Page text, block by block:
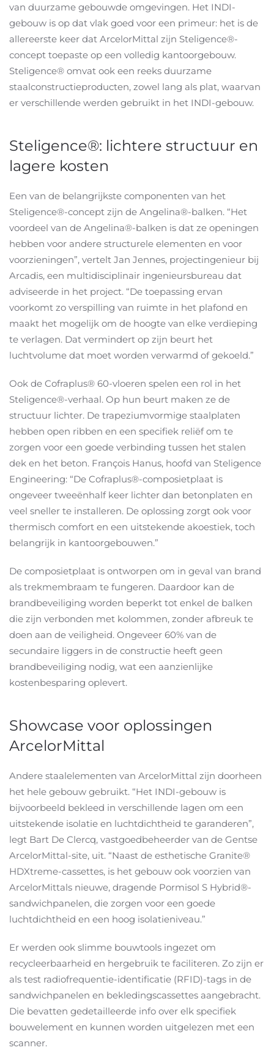
van duurzame gebouwde omgevingen. Het INDI-
gebouw is op dat vlak goed voor een primeur: het is de
allereerste keer dat ArcelorMittal zijn Steligence®-
concept toepaste op een volledig kantoorgebouw.
Steligence® omvat ook een reeks duurzame
staalconstructieproducten, zowel lang als plat, waarvan
er verschillende werden gebruikt in het INDI-gebouw.
Steligence®: lichtere structuur en
lagere kosten
Een van de belangrijkste componenten van het
Steligence®-concept zijn de Angelina®-balken. “Het
voordeel van de Angelina®-balken is dat ze openingen
hebben voor andere structurele elementen en voor
voorzieningen”, vertelt Jan Jennes, projectingenieur bij
Arcadis, een multidisciplinair ingenieursbureau dat
adviseerde in het project. “De toepassing ervan
voorkomt zo verspilling van ruimte in het plafond en
maakt het mogelijk om de hoogte van elke verdieping
te verlagen. Dat vermindert op zijn beurt het
luchtvolume dat moet worden verwarmd of gekoeld.”
Ook de Cofraplus® 60-vloeren spelen een rol in het
Steligence®-verhaal. Op hun beurt maken ze de
structuur lichter. De trapeziumvormige staalplaten
hebben open ribben en een specifiek reliëf om te
zorgen voor een goede verbinding tussen het stalen
dek en het beton. François Hanus, hoofd van Steligence
Engineering: “De Cofraplus®-composietplaat is
ongeveer tweeënhalf keer lichter dan betonplaten en
veel sneller te installeren. De oplossing zorgt ook voor
thermisch comfort en een uitstekende akoestiek, toch
belangrijk in kantoorgebouwen.”
De composietplaat is ontworpen om in geval van brand
als trekmembraam te fungeren. Daardoor kan de
brandbeveiliging worden beperkt tot enkel de balken
die zijn verbonden met kolommen, zonder afbreuk te
doen aan de veiligheid. Ongeveer 60% van de
secundaire liggers in de constructie heeft geen
brandbeveiliging nodig, wat een aanzienlijke
kostenbesparing oplevert.
Showcase voor oplossingen
ArcelorMittal
Andere staalelementen van ArcelorMittal zijn doorheen
het hele gebouw gebruikt. “Het INDI-gebouw is
bijvoorbeeld bekleed in verschillende lagen om een
uitstekende isolatie en luchtdichtheid te garanderen”,
legt Bart De Clercq, vastgoedbeheerder van de Gentse
ArcelorMittal-site, uit. “Naast de esthetische Granite®
HDXtreme-cassettes, is het gebouw ook voorzien van
ArcelorMittals nieuwe, dragende Pormisol S Hybrid®-
sandwichpanelen, die zorgen voor een goede
luchtdichtheid en een hoog isolatieniveau.”
Er werden ook slimme bouwtools ingezet om
recycleerbaarheid en hergebruik te faciliteren. Zo zijn er
als test radiofrequentie-identificatie (RFID)-tags in de
sandwichpanelen en bekledingscassettes aangebracht.
Die bevatten gedetailleerde info over elk specifiek
bouwelement en kunnen worden uitgelezen met een
scanner.